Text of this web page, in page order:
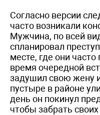
Согласно версии
часто возникали
Мужчина, по всей
спланировал
месте, где они
время очередной
задушил свою жену
пустыре в районе
день он покинул
чтобы забрать